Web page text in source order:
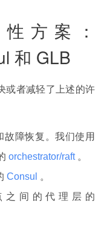
方案：
和 GLB
或者减轻了上述的许
故障恢复。我们使用
orchestrator/raft 。
Consul
。
间的代理层的